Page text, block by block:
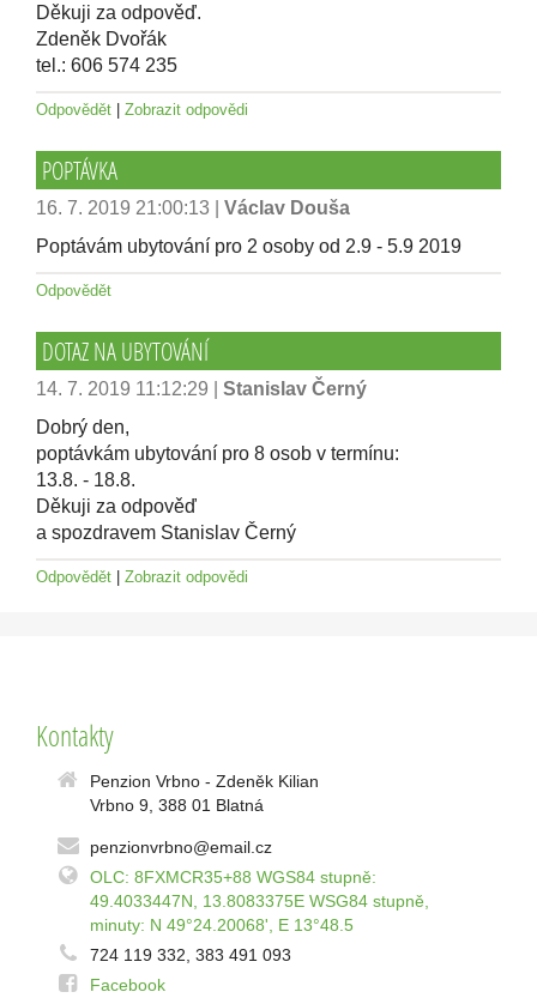
Děkuji za odpověď.
Zdeněk Dvořák
tel.: 606 574 235
Odpovědět | Zobrazit odpovědi
POPTÁVKA
16. 7. 2019 21:00:13
Václav Douša
Poptávám ubytování pro 2 osoby od 2.9 - 5.9 2019
Odpovědět
DOTAZ NA UBYTOVÁNÍ
14. 7. 2019 11:12:29
Stanislav Černý
Dobrý den,
poptávkám ubytování pro 8 osob v termínu:
13.8. - 18.8.
Děkuji za odpověď
a spozdravem Stanislav Černý
Odpovědět | Zobrazit odpovědi
Kontakty
Penzion Vrbno - Zdeněk Kilian
Vrbno 9, 388 01 Blatná
penzionvrbno@email.cz
OLC: 8FXMCR35+88 WGS84 stupně:
49.4033447N, 13.8083375E WSG84 stupně,
minuty: N 49°24.20068', E 13°48.5
724 119 332, 383 491 093
Facebook